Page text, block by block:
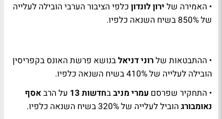
• האמירה של ירון לונדון כלפי הציבור הערבי הובילה לעלייה
של 850% בשיח השנאה כלפיו.
• ההתבטאות שלרוני דניאלבנושא פרשת האונס בקפריסין
הובילה לעלייה של 410% בשיח השנאה כלפיו.
• התחקיר שפרסם עמרי מניבבחדשות 13 על הרבאסף
נאומבורג הוביל לעלייה של 320% בשיח השנאה כלפיו.